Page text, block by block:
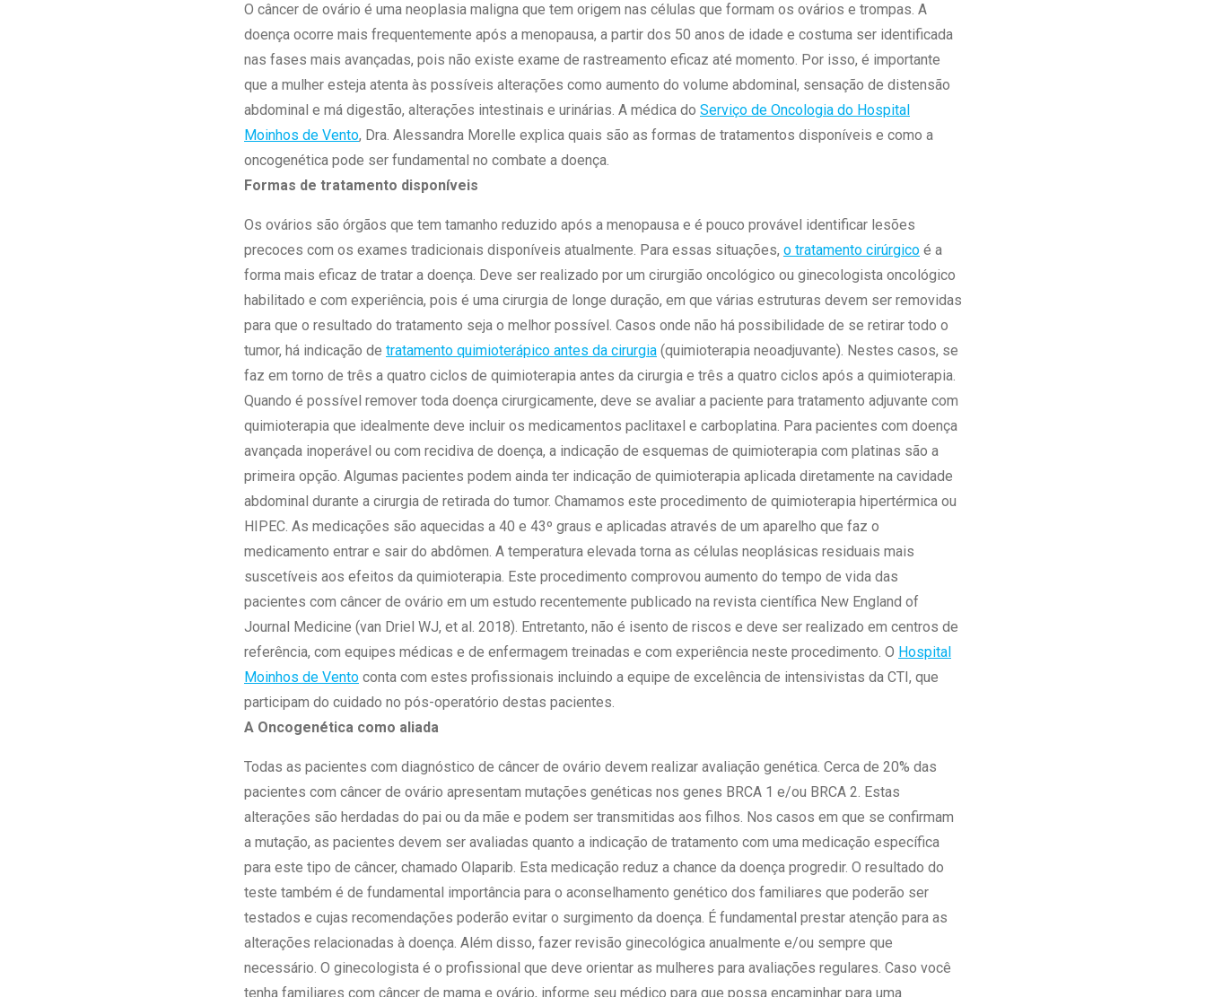
Estrutura de Gestão
Exames - Portal Médico
Farmácia
Fisioterapia
Quem Somos
Responsabilidade Ambiental
Saúde Digital Moinhos
Empresas
Tele Interconsultas
Cabine Telemedicina
O câncer de ovário é uma neoplasia maligna que tem origem nas células que formam os ovários e trompas. A
doença ocorre mais frequentemente após a menopausa, a partir dos 50 anos de idade e costuma ser identificada
nas fases mais avançadas, pois não existe exame de rastreamento eficaz até momento. Por isso, é importante
que a mulher esteja atenta às possíveis alterações como aumento do volume abdominal, sensação de distensão
abdominal e má digestão, alterações intestinais e urinárias. A médica do Serviço de Oncologia do Hospital
Moinhos de Vento, Dra. Alessandra Morelle explica quais são as formas de tratamentos disponíveis e como a
oncogenética pode ser fundamental no combate a doença.
Formas de tratamento disponíveis
Os ovários são órgãos que tem tamanho reduzido após a menopausa e é pouco provável identificar lesões
precoces com os exames tradicionais disponíveis atualmente. Para essas situações, o tratamento cirúrgico é a
forma mais eficaz de tratar a doença. Deve ser realizado por um cirurgião oncológico ou ginecologista oncológico
habilitado e com experiência, pois é uma cirurgia de longe duração, em que várias estruturas devem ser removidas
para que o resultado do tratamento seja o melhor possível. Casos onde não há possibilidade de se retirar todo o
tumor, há indicação de tratamento quimioterápico antes da cirurgia (quimioterapia neoadjuvante). Nestes casos, se
faz em torno de três a quatro ciclos de quimioterapia antes da cirurgia e três a quatro ciclos após a quimioterapia.
Quando é possível remover toda doença cirurgicamente, deve se avaliar a paciente para tratamento adjuvante com
quimioterapia que idealmente deve incluir os medicamentos paclitaxel e carboplatina. Para pacientes com doença
avançada inoperável ou com recidiva de doença, a indicação de esquemas de quimioterapia com platinas são a
primeira opção. Algumas pacientes podem ainda ter indicação de quimioterapia aplicada diretamente na cavidade
abdominal durante a cirurgia de retirada do tumor. Chamamos este procedimento de quimioterapia hipertérmica ou
HIPEC. As medicações são aquecidas a 40 e 43º graus e aplicadas através de um aparelho que faz o
medicamento entrar e sair do abdômen. A temperatura elevada torna as células neoplásicas residuais mais
suscetíveis aos efeitos da quimioterapia. Este procedimento comprovou aumento do tempo de vida das
pacientes com câncer de ovário em um estudo recentemente publicado na revista científica New England of
Journal Medicine (van Driel WJ, et al. 2018). Entretanto, não é isento de riscos e deve ser realizado em centros de
referência, com equipes médicas e de enfermagem treinadas e com experiência neste procedimento. O Hospital
Moinhos de Vento conta com estes profissionais incluindo a equipe de excelência de intensivistas da CTI, que
participam do cuidado no pós-operatório destas pacientes.
A Oncogenética como aliada
Todas as pacientes com diagnóstico de câncer de ovário devem realizar avaliação genética. Cerca de 20% das
pacientes com câncer de ovário apresentam mutações genéticas nos genes BRCA 1 e/ou BRCA 2. Estas
alterações são herdadas do pai ou da mãe e podem ser transmitidas aos filhos. Nos casos em que se confirmam
a mutação, as pacientes devem ser avaliadas quanto a indicação de tratamento com uma medicação específica
para este tipo de câncer, chamado Olaparib. Esta medicação reduz a chance da doença progredir. O resultado do
teste também é de fundamental importância para o aconselhamento genético dos familiares que poderão ser
testados e cujas recomendações poderão evitar o surgimento da doença. É fundamental prestar atenção para as
alterações relacionadas à doença. Além disso, fazer revisão ginecológica anualmente e/ou sempre que
necessário. O ginecologista é o profissional que deve orientar as mulheres para avaliações regulares. Caso você
tenha familiares com câncer de mama e ovário, informe seu médico para que possa encaminhar para uma